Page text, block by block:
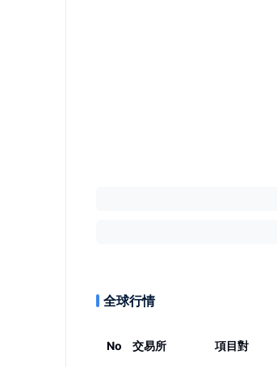
全球行情
No 交易所 項目對